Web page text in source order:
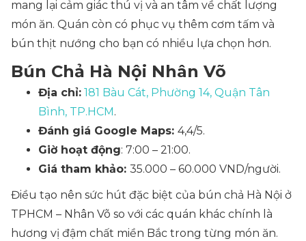
mang lại cảm giác thú vị và an tâm về chất lượng
món ăn. Quán còn có phục vụ thêm cơm tấm và
bún thịt nướng cho bạn có nhiều lựa chọn hơn.
Bún Chả Hà Nội Nhân Võ
Địa chỉ: 181 Bàu Cát, Phường 14, Quận Tân
Bình, TP.HCM.
Đánh giá Google Maps: 4,4/5.
Giờ hoạt động: 7:00 – 21:00.
Giá tham khảo: 35.000 – 60.000 VND/người.
Điều tạo nên sức hút đặc biệt của bún chả Hà Nội ở
TPHCM – Nhân Võ so với các quán khác chính là
hương vị đậm chất miền Bắc trong từng món ăn.